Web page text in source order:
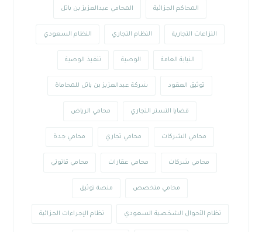
المحاكم الجزائية المحامي عبدالعزيز بن باتل
النزاعات التجارية النظام التجاري النظام السعودي
النيابة العامة الوصية تنفيذ الوصية
توثيق العقود شركة عبدالعزيز بن باتل للمحاماة
قضايا التستر التجاري محامي الرياض
محامي الشركات محامي تجاري محامي جدة
محامي شركات محامي عقارات محامي قانوني
محامي متخصص منصة توثيق
نظام الأحوال الشخصية السعودي نظام الإجراءات الجزائية